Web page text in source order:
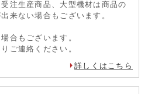
注生産商品、大型機材は商品の
来ない場合もございます。
合もございます。
りご連絡ください。
詳しくはこちら